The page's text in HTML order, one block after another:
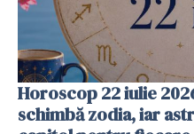
Horoscop 22 iulie
schimbă zodia, iar